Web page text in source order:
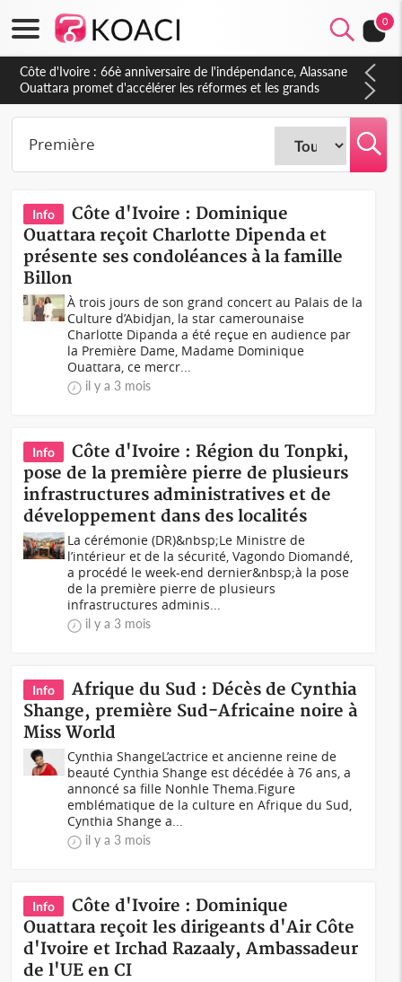
0
Côte d'Ivoire : À Abidjan, Amadou Oury Bah admire le modèle
ivoirien et veut s'en inspirer pour accélérer le développement
de la Guinée
Info
Côte d'Ivoire : Dominique
Ouattara reçoit Charlotte Dipenda et
présente ses condoléances à la famille
Billon
À trois jours de son grand concert au Palais de la
Culture d’Abidjan, la star camerounaise
Charlotte Dipanda a été reçue en audience par
la Première Dame, Madame Dominique
Ouattara, ce mercr...
il y a 3 mois
Info
Côte d'Ivoire : Région du Tonpki,
pose de la première pierre de plusieurs
infrastructures administratives et de
développement dans des localités
La cérémonie (DR)&nbsp;Le Ministre de
l’intérieur et de la sécurité, Vagondo Diomandé,
a procédé le week-end dernier&nbsp;à la pose
de la première pierre de plusieurs
infrastructures adminis...
il y a 3 mois
Info
Afrique du Sud : Décès de Cynthia
Shange, première Sud-Africaine noire à
Miss World
Cynthia ShangeL’actrice et ancienne reine de
beauté Cynthia Shange est décédée à 76 ans, a
annoncé sa fille Nonhle Thema.Figure
emblématique de la culture en Afrique du Sud,
Cynthia Shange a...
il y a 3 mois
Info
Côte d'Ivoire : Dominique
Ouattara reçoit les dirigeants d'Air Côte
d'Ivoire et Irchad Razaaly, Ambassadeur
de l'UE en CI